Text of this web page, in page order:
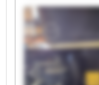
Spółka z o.o.
Schulz Spółka z
Bogdan Schulz
Spółka z o.o.
Schulz Spółka z
Bogdan Schulz
Spółka z o.o.
Schulz Spółka z o.o.